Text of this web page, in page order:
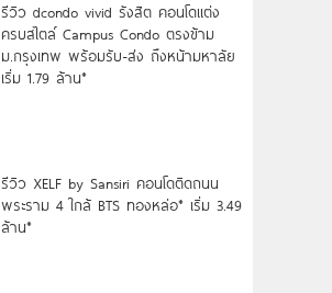
รีวิว dcondo vivid รังสิต คอนโดแต่ง
ครบสไตล์ Campus Condo ตรงข้าม
ม.กรุงเทพ พร้อมรับ-ส่ง ถึงหน้ามหาลัย
เริ่ม 1.79 ล้าน*
รีวิว XELF by Sansiri คอนโดติดถนน
พระราม 4 ใกล้ BTS ทองหล่อ* เริ่ม 3.49
ล้าน*